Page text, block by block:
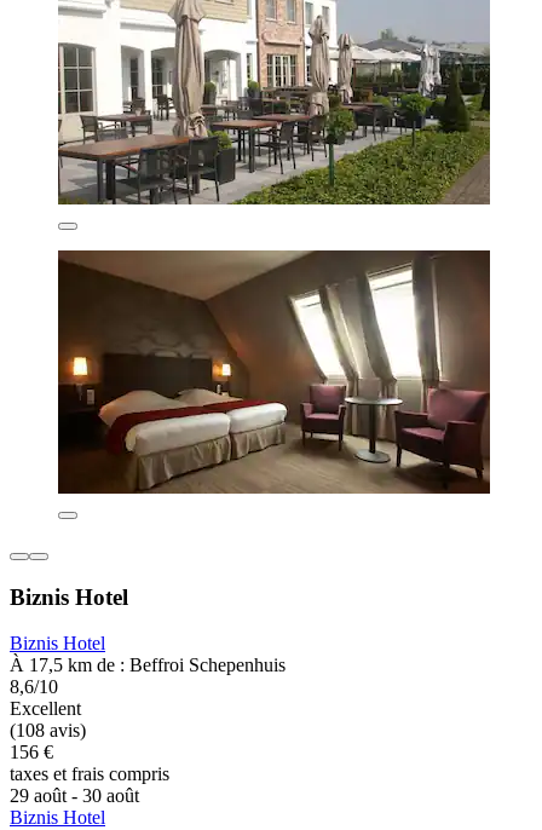
Biznis Hotel
Biznis Hotel
À 17,5 km de : Beffroi Schepenhuis
8,6/10
Excellent
(108 avis)
156 €
taxes et frais compris
29 août - 30 août
Biznis Hotel